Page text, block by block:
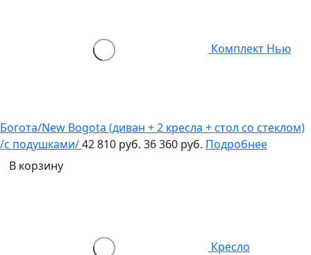
Комплект Нью
Богота/New Bogota (диван + 2 кресла + стол со стеклом)
/с подушками/42 810 руб. 36 360 руб. Подробнее
В корзину
Кресло